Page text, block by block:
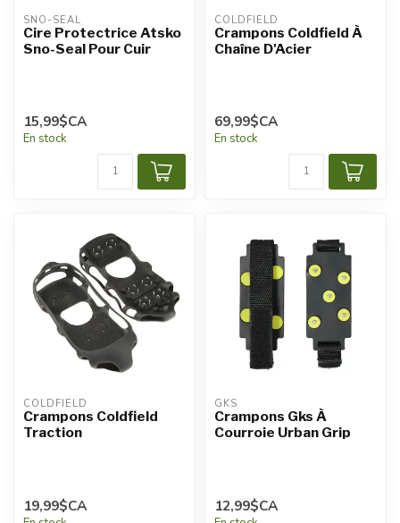
SNO-SEAL
Cire Protectrice Atsko
Sno-Seal Pour Cuir
15,99$CA
En stock
COLDFIELD
Crampons Coldfield À
Chaîne D'Acier
69,99$CA
En stock
COLDFIELD
Crampons Coldfield
Traction
19,99$CA
GKS
Crampons Gks À
Courroie Urban Grip
12,99$CA